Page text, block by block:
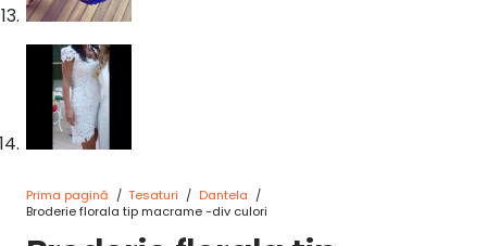
Prima pagină / Tesaturi / Dantela /
Broderie florala tip macrame -div culori